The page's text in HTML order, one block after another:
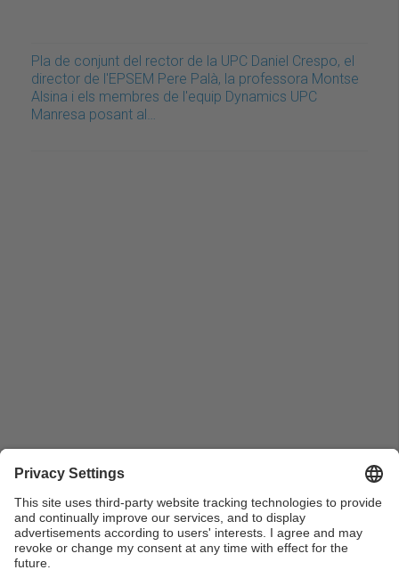
Pla de conjunt del rector de la UPC Daniel Crespo, el
director de l'EPSEM Pere Palà, la professora Montse
Alsina i els membres de l'equip Dynamics UPC
Manresa posant al…
Pla general de Pere Palà, director de l'EPSEM, durant
la seva intervenció a la presentació del monoplaça
DYN-05 de l'equip Dynamics UPC Manresa